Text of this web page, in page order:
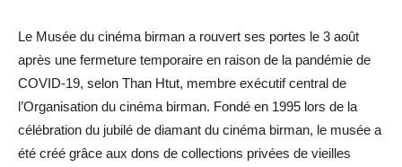
Le Musée du cinéma birman a rouvert ses portes le 3 août
après une fermeture temporaire en raison de la pandémie de
COVID-19, selon Than Htut, membre exécutif central de
l’Organisation du cinéma birman. Fondé en 1995 lors de la
célébration du jubilé de diamant du cinéma birman, le musée a
été créé grâce aux dons de collections privées de vieilles